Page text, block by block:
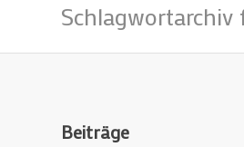
Schlagwortarchiv
Beiträge